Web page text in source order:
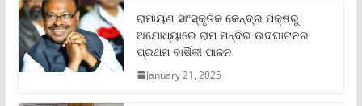
ରାମାୟଣ ସାଂସ୍କୃତିକ କେନ୍ଦ୍ର ପକ୍ଷରୁ
ଅଯୋଧ୍ୟାରେ ରାମ ମନ୍ଦିର ଉଦଘାଟନର
ପ୍ରଥମ ବାର୍ଷିକୀ ପାଳନ
January 21, 2025